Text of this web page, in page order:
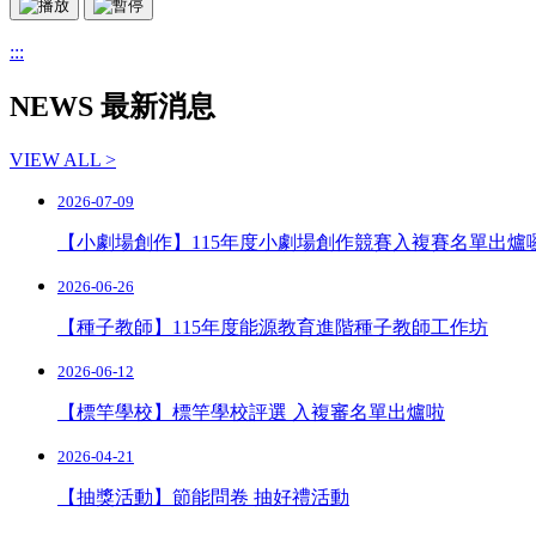
:::
NEWS 最新消息
VIEW ALL >
2026-07-09
【小劇場創作】115年度小劇場創作競賽入複賽名單出爐
2026-06-26
【種子教師】115年度能源教育進階種子教師工作坊
2026-06-12
【標竿學校】標竿學校評選 入複審名單出爐啦
2026-04-21
【抽獎活動】節能問卷 抽好禮活動